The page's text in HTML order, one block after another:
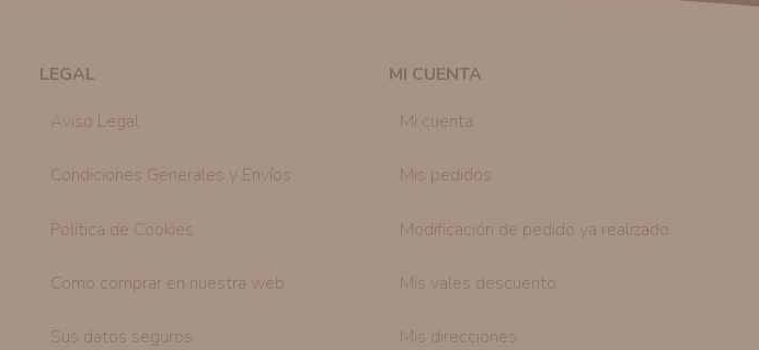
Con carácter general, sólo el personal de nuestra entidad que esté debidamente
Tiene derecho a saber qué información tenemos sobre usted, corregirla y eliminarla, tal y
LEGAL
Aviso Legal
Condiciones Generales y Envíos
Politica de Cookies
Como comprar en nuestra web
Sus datos seguros
MI CUENTA
Mi cuenta
Mis pedidos
Modificación de pedido ya realizado
Mis vales descuento
Mis direcciones